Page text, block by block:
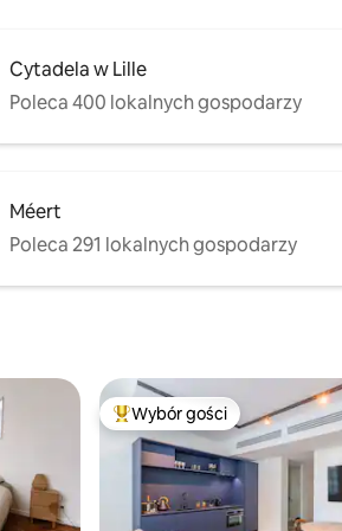
Cytadela w Lille
Poleca 400 lokalnych gospodarzy
Méert
Poleca 291 lokalnych gospodarzy
Najpopularniejsze z kategorii
Wybór gości